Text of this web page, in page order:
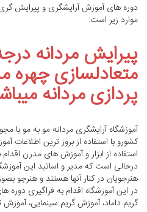
دوره های آموزش آرایشگری و پیرایش
موارد زیر است:
متعادلسازی چهره
پردازی مردانه
آموزشگاه آرایشگری مردانه مو به مو با
کشورو با استفاده از بروز ترین
استفاده از ابزار و آموزش های مدرن
درحالی است که مدیر و اساتید این
هنرجویان در کنار آنها هستند و هنرجو
در این آموزشگاه اقدام به فراگیری
گریم داماد، آموزش گریم سینمایی،